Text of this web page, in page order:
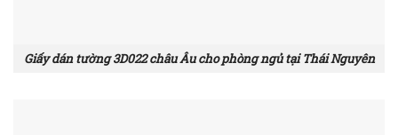
Giấy dán tường 3D022 châu Âu cho phòng ngủ tại Thái Nguyên